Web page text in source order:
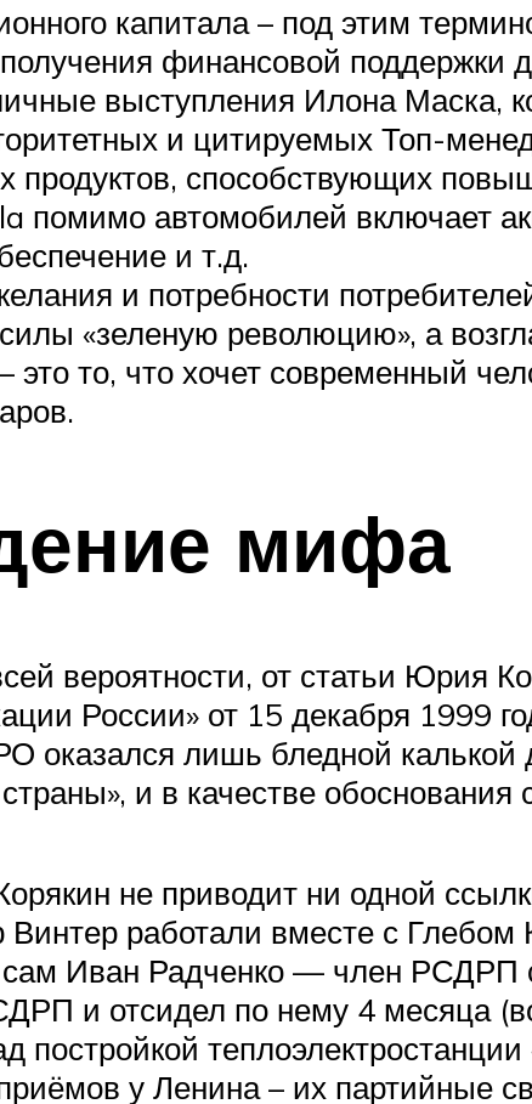
капитала – под этим
финансовой поддержки
выступления Илона Маска,
и цитируемых Топ-
продуктов, способствующих
помимо автомобилей включает
и т.д.
и потребности
«зеленую революцию», а
это то, что хочет современный
мифа
вероятности, от статьи Юрия
России» от 15 декабря 1999
оказался лишь бледной
и в качестве
не приводит ни одной
Винтер работали вместе с
Иван Радченко — член РСДРП
и отсидел по нему 4 месяца
постройкой
у Ленина – их партийные